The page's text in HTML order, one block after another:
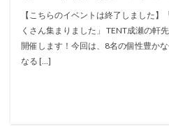
【こちらのイベントは終了しました
くさん集まりました」 TENT成瀬の軒
開催します！今回は、8名の個性豊か
なる […]